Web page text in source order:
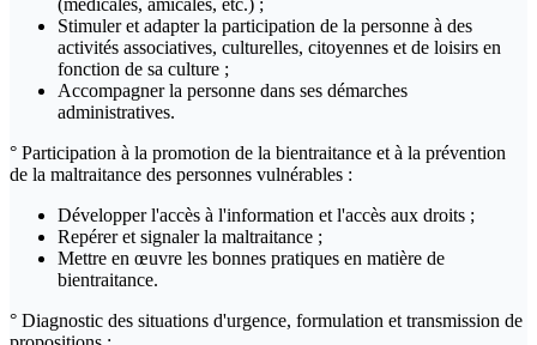
(médicales, amicales, etc.) ;
Stimuler et adapter la participation de la personne à des
activités associatives, culturelles, citoyennes et de loisirs en
fonction de sa culture ;
Accompagner la personne dans ses démarches
administratives.
° Participation à la promotion de la bientraitance et à la prévention
de la maltraitance des personnes vulnérables :
Développer l'accès à l'information et l'accès aux droits ;
Repérer et signaler la maltraitance ;
Mettre en œuvre les bonnes pratiques en matière de
bientraitance.
° Diagnostic des situations d'urgence, formulation et transmission de